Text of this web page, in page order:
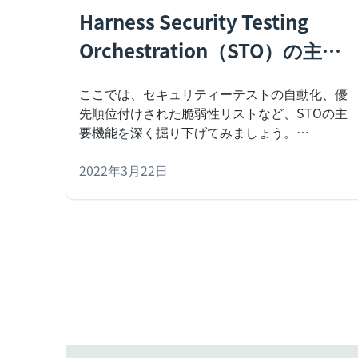
Harness Security Testing
Orchestration（STO）の主要
ここでは、セキュリティーテストの自動化、優
先順位付けされた脆弱性リストなど、STOの主
要機能を深く掘り下げてみましょう。
2022年3月22日